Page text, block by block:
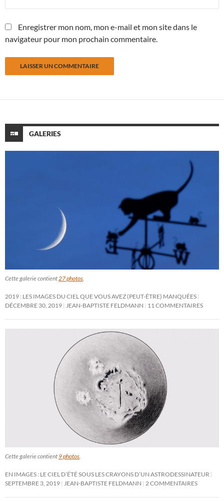
Enregistrer mon nom, mon e-mail et mon site dans le
navigateur pour mon prochain commentaire.
GALERIES
Cette galerie contient27 photos.
2019 : LES IMAGES DU CIEL QUE VOUS AVEZ (PEUT-ÊTRE) MANQUÉES
DÉCEMBRE 30, 2019 JEAN-BAPTISTE FELDMANN 11 COMMENTAIRES
Cette galerie contient 9 photos.
EN IMAGES : LE CIEL D’ÉTÉ SOUS LES CRAYONS D’UN ASTRODESSINATEUR
SEPTEMBRE 3, 2019 JEAN-BAPTISTE FELDMANN 2 COMMENTAIRES